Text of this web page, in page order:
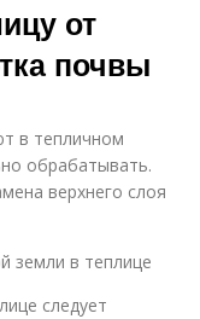
от
почвы
в тепличном
обрабатывать.
верхнего слоя
земли в теплице
следует